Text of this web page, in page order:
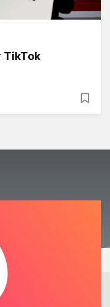
TikTok